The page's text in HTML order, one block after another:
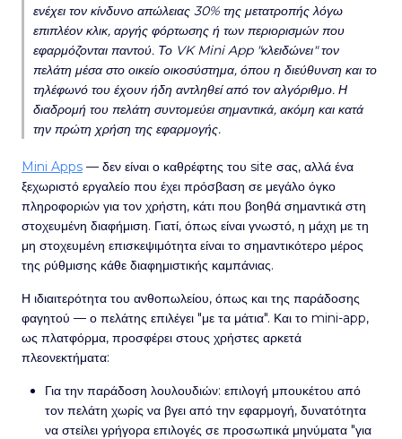
ενέχει τον κίνδυνο απώλειας 30% της μετατροπής λόγω
επιπλέον κλικ, αργής φόρτωσης ή των περιορισμών που
εφαρμόζονται παντού. Το VK Mini App "κλειδώνει" τον
πελάτη μέσα στο οικείο οικοσύστημα, όπου η διεύθυνση και το
τηλέφωνό του έχουν ήδη αντληθεί από τον αλγόριθμο. Η
διαδρομή του πελάτη συντομεύει σημαντικά, ακόμη και κατά
την πρώτη χρήση της εφαρμογής.
Mini Apps — δεν είναι ο καθρέφτης του site σας, αλλά ένα
ξεχωριστό εργαλείο που έχει πρόσβαση σε μεγάλο όγκο
πληροφοριών για τον χρήστη, κάτι που βοηθά σημαντικά στη
στοχευμένη διαφήμιση. Γιατί, όπως είναι γνωστό, η μάχη με τη
μη στοχευμένη επισκεψιμότητα είναι το σημαντικότερο μέρος
της ρύθμισης κάθε διαφημιστικής καμπάνιας.
Η ιδιαιτερότητα του ανθοπωλείου, όπως και της παράδοσης
φαγητού — ο πελάτης επιλέγει "με τα μάτια". Και το mini-app,
ως πλατφόρμα, προσφέρει στους χρήστες αρκετά
πλεονεκτήματα:
Για την παράδοση λουλουδιών: επιλογή μπουκέτου από
τον πελάτη χωρίς να βγει από την εφαρμογή, δυνατότητα
να στείλει γρήγορα επιλογές σε προσωπικά μηνύματα "για